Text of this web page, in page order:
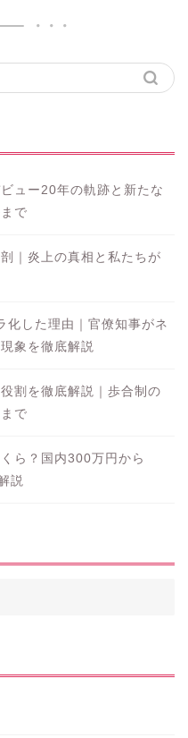
ュー20年の軌跡と新たな
で
｜炎上の真相と私たちが
化した理由｜官僚知事がネ
象を徹底解説
割を徹底解説｜歩合制の
で
ら？国内300万円から
説